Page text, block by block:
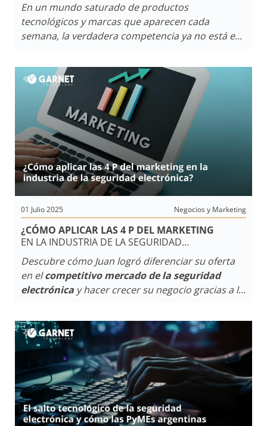
En un mundo saturado de productos
tecnológicos y marcas que aparecen cada
semana, la verdadera competencia ya no está en
confianza.Laera de la sobreofertanos obliga a
repensar cómo nos relacionamos con los
clientes: educar, acompañar y transmitir valores
reales se vuelve el camino más sólido para
fidelizar en un mercado donde la tecnología
cambia más rápido que la lealtad.
01 Julio 2025 Negocios y Marketing
¿CÓMO APLICAR LAS 4 P DEL MARKETING
EN LA INDUSTRIA DE LA SEGURIDAD
ELECTRÓNICA?
Descubre cómo Juan logró diferenciar su oferta
en elcompetitivo mercado de la seguridad
electrónica y hacer crecer su negocio gracias a la
marketing.Conoce cómo utilizó cada variable
para crear un mensaje consistente y coherente
que llegó a su público objetivo y cómo encontró
características únicas que pudieran convertirse
en ventajas diferenciales para su negocio.
Además, entiende cómo la percepción del cliente
y la buena experiencia son claves para lograr una
marca querida y admirada en cualquier industria.